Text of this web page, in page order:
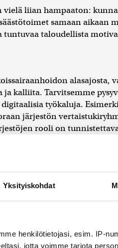
Yksityiskohdat
henkilötietojasi, esim. IP-
jotta voimme tarjota
liian hampaaton:
samaan aikaan
tuntuvaa taloudellista
alasajosta,
kalliita. Tarvitsemme
työkaluja.
järjestön
rooli on
julkinen puoli ei vielä ole
onnistumista
ja suoritteiden
kertoimen idea on
onnistuvat pitämään
jarruttamaan